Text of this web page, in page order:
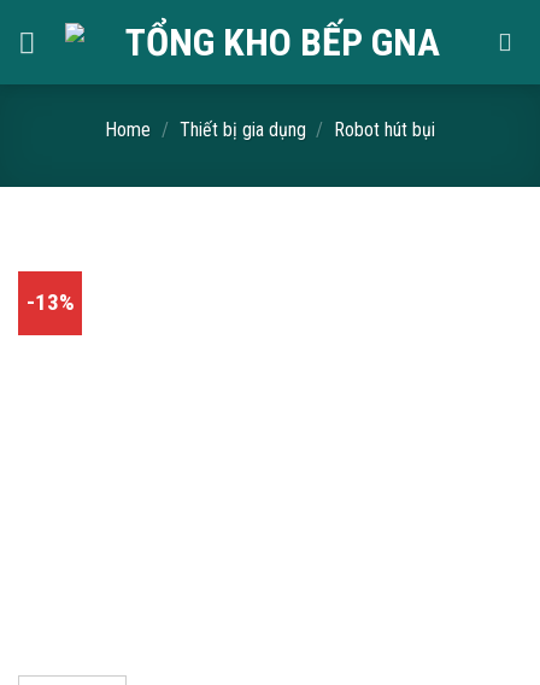
Home / Thiết bị gia dụng / Robot hút bụi
-13%